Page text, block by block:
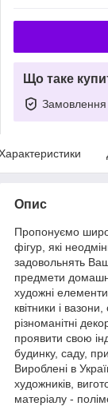
Що таке
Замовлення
Опис
Пропонуємо
фігур, які
задовольнять
предмети
художні
квітники і
різноманітні
проявити свою
будинку, саду,
Вироблені в
художників,
матеріалу -